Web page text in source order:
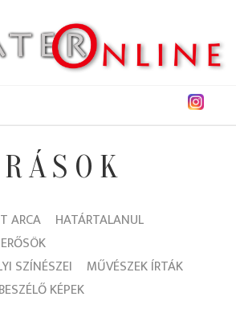
ARCA
HATÁRTALANUL
SZÍNÉSZEI
MŰVÉSZEK ÍRTÁK
BESZÉLŐ KÉPEK